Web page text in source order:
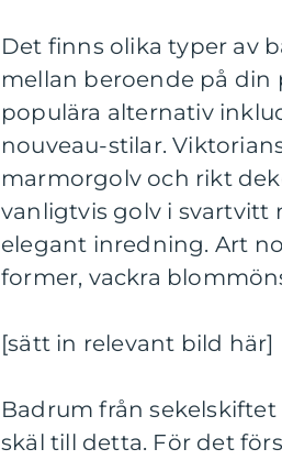
Det finns olika typer av
mellan beroende på din
populära alternativ
nouveau-stilar.
marmorgolv och rikt
vanligtvis golv i svartvitt
elegant inredning. Art
former, vackra
[sätt in relevant bild här]
Badrum från
skäl till detta. För det